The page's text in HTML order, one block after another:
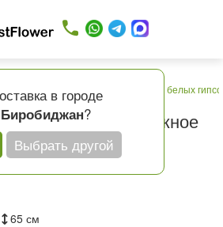
в городе
Биробиджан?
Выбрать другой
Букет из белых
«Белоснежное
65 см